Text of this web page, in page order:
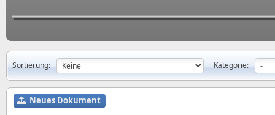
Sortierung: Kategorie:
Neues Dokument